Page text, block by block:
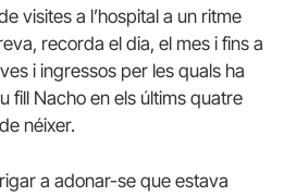
visites a l’hospital a un ritme
recorda el dia, el mes i fins a
i ingressos per les quals ha
fill Nacho en els últims quatre
néixer.
a adonar-se que estava